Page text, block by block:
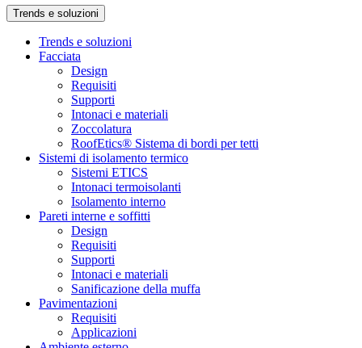
Trends e soluzioni
Trends e soluzioni
Facciata
Design
Requisiti
Supporti
Intonaci e materiali
Zoccolatura
RoofEtics® Sistema di bordi per tetti
Sistemi di isolamento termico
Sistemi ETICS
Intonaci termoisolanti
Isolamento interno
Pareti interne e soffitti
Design
Requisiti
Supporti
Intonaci e materiali
Sanificazione della muffa
Pavimentazioni
Requisiti
Applicazioni